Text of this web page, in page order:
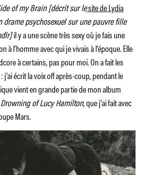
of my Brain [décrit sur lesite de Lydia
drame psychosexuel sur une pauvre fille
il y a une scène très sexy où je fais une
à l’homme avec qui je vivais à l’époque. Elle
à certains, pas pour moi. On a fait les
j’ai écrit la voix off après-coup, pendant le
vient en grande partie de mon album
Drowning of Lucy Hamilton, que j’ai fait avec
Mars.